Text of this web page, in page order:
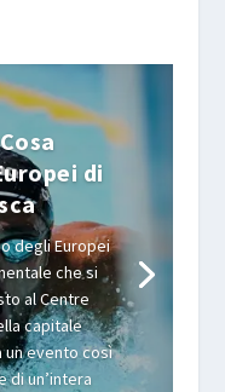
di
degli Europei
che si
al Centre
capitale
un evento così
di un’intera